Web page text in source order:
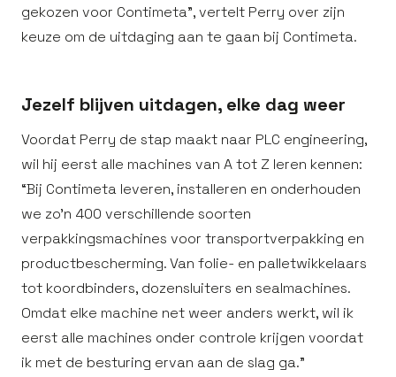
gekozen voor Contimeta”, vertelt Perry over zijn
keuze om de uitdaging aan te gaan bij Contimeta.
Jezelf blijven uitdagen, elke dag weer
Voordat Perry de stap maakt naar PLC engineering,
wil hij eerst alle machines van A tot Z leren kennen:
“Bij Contimeta leveren, installeren en onderhouden
we zo’n 400 verschillende soorten
verpakkingsmachines voor transportverpakking en
productbescherming. Van folie- en palletwikkelaars
tot koordbinders, dozensluiters en sealmachines.
Omdat elke machine net weer anders werkt, wil ik
eerst alle machines onder controle krijgen voordat
ik met de besturing ervan aan de slag ga.”